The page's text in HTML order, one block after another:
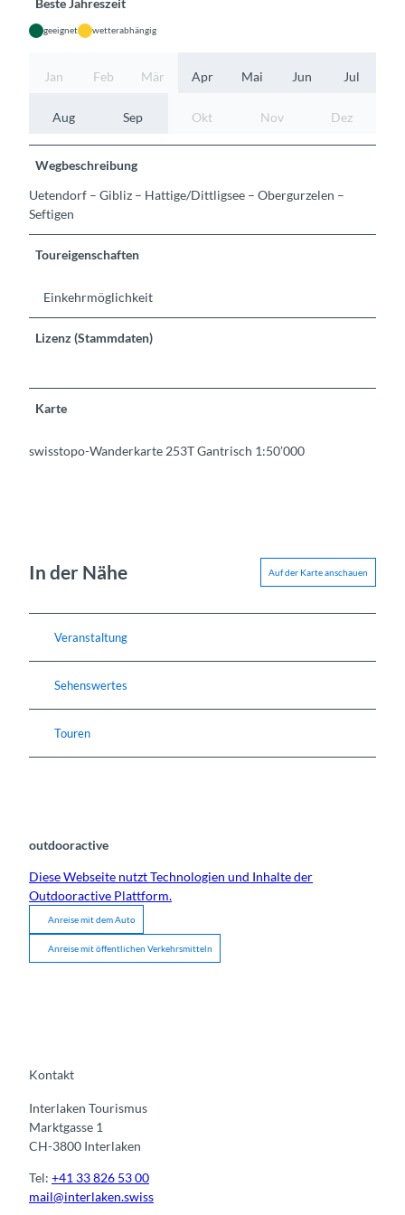
Beste Jahreszeit
geeignet wetterabhängig
Jan Feb Mär Apr Mai Jun Jul
Aug Sep Okt Nov Dez
Wegbeschreibung
Uetendorf – Gibliz – Hattige/Dittligsee – Obergurzelen –
Seftigen
Toureigenschaften
Einkehrmöglichkeit
Lizenz (Stammdaten)
Karte
swisstopo-Wanderkarte 253T Gantrisch 1:50’000
In der Nähe Auf der Karte anschauen
Veranstaltung
Sehenswertes
Touren
outdooractive
Diese Webseite nutzt Technologien und Inhalte der
Outdooractive Plattform.
Anreise mit dem Auto
Anreise mit öffentlichen Verkehrsmitteln
Kontakt
Interlaken Tourismus
Marktgasse 1
CH-3800 Interlaken
Tel: +41 33 826 53 00
mail@interlaken.swiss